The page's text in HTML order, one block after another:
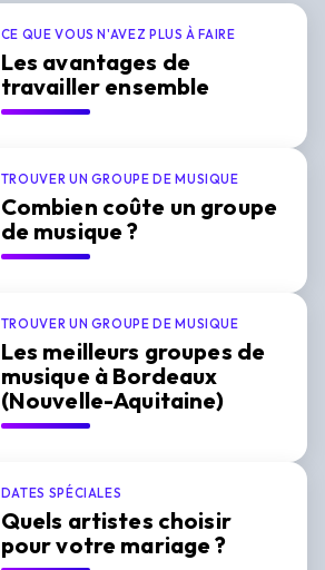
CE QUE VOUS N'AVEZ PLUS À FAIRE
Les avantages de
travailler ensemble
TROUVER UN GROUPE DE MUSIQUE
Combien coûte un groupe
de musique ?
TROUVER UN GROUPE DE MUSIQUE
Les meilleurs groupes de
musique à Bordeaux
(Nouvelle-Aquitaine)
DATES SPÉCIALES
Quels artistes choisir
pour votre mariage ?